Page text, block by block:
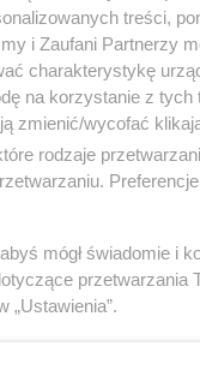
dni rabatów!
znane marki
treści,
i Zaufani Partnerzy
charakterystykę
na korzystanie z tych
zmienić/wycofać
rodzaje
mógł świadomie i
przetwarzania
„Ustawienia”.